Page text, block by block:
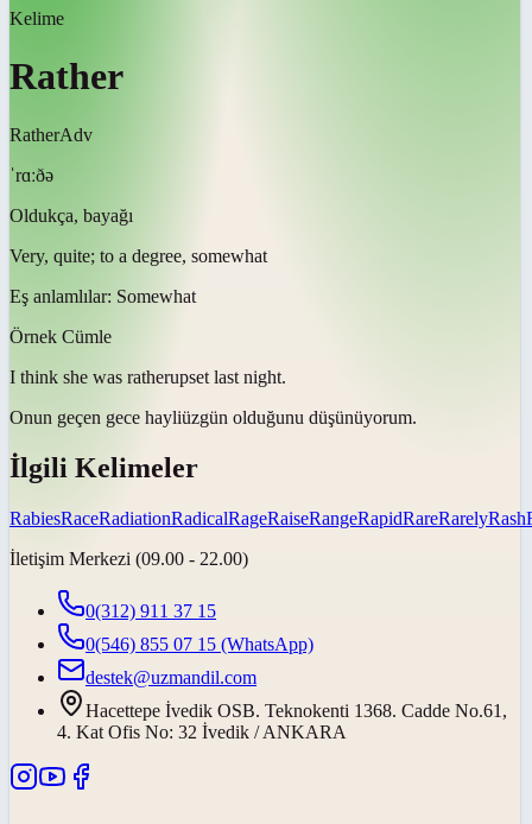
Kelime
Rather
RatherAdv
ˈrɑːðə
Oldukça, bayağı
Very, quite; to a degree, somewhat
Eş anlamlılar: Somewhat
Örnek Cümle
I think she was ratherupset last night.
Onun geçen gece hayliüzgün olduğunu düşünüyorum.
İlgili Kelimeler
RabiesRaceRadiationRadicalRageRaiseRangeRapidRareRarelyRash
İletişim Merkezi (09.00 - 22.00)
0(312) 911 37 15
0(546) 855 07 15 (WhatsApp)
destek@uzmandil.com
Hacettepe İvedik OSB. Teknokenti 1368. Cadde No.61,
4. Kat Ofis No: 32 İvedik / ANKARA